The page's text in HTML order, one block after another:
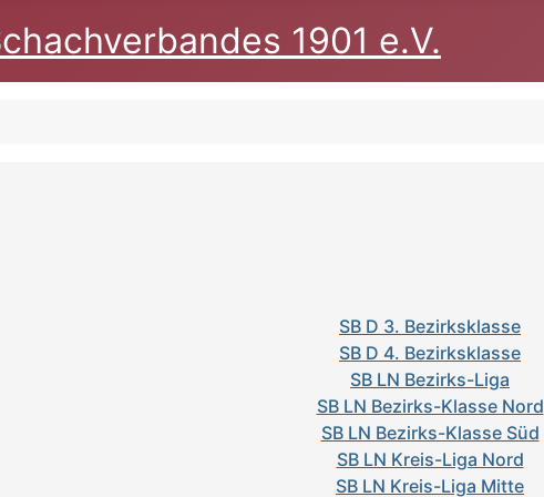
1901 e.V.
SB D 3. Bezirksklasse
SB D 4. Bezirksklasse
SB LN Bezirks-Liga
SB LN Bezirks-Klasse Nord
SB LN Bezirks-Klasse Süd
SB LN Kreis-Liga Nord
SB LN Kreis-Liga Mitte